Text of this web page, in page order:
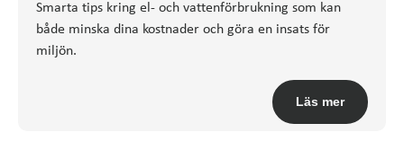
Smarta tips kring el- och vattenförbrukning som kan
både minska dina kostnader och göra en insats för
miljön.
Läs mer